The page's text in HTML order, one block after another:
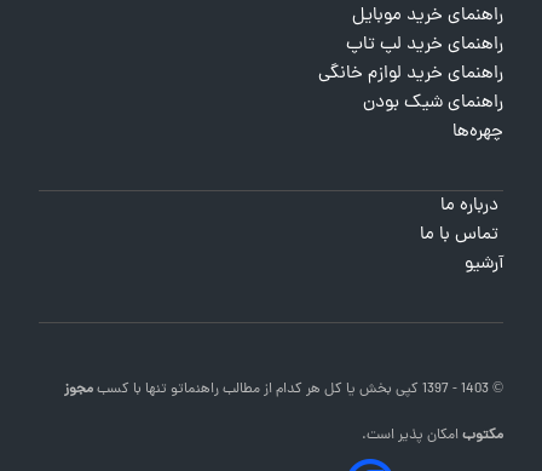
راهنمای خرید موبایل
راهنمای خرید لپ تاپ
راهنمای خرید لوازم خانگی
راهنمای شیک بودن
چهره‌ها
درباره ما
تماس با ما
آرشیو
© 1403 - 1397 کپی بخش یا کل هر کدام از مطالب راهنماتو تنها با کسبمجوز
مکتوبامکان پذیر است.